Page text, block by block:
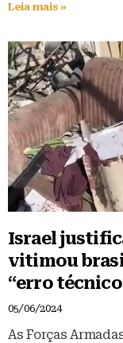
Leia mais »
Israel
vitimou
“erro
05/06/2024
As Forças